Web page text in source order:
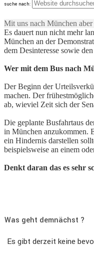
suche nach:
Mit uns nach München
Es dauert nun nicht mehr
München an der
dem Desinteresse sowie
Wer mit dem Bus nach
Der Beginn der
machen. Der
ab, wieviel Zeit sich der
Die geplante Busfahrtaus
in München anzukommen.
ein Hindernis darstellen
beispielsweise an einem
Denkt daran das es sehr
Was geht demnächst ?
Es gibt derzeit keine